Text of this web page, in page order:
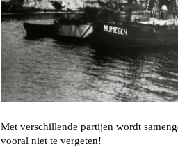
Met verschillende partijen wordt
vooral niet te vergeten!